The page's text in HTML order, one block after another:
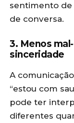
sentimento de
de conversa.
3. Menos
sinceridade
A
“estou com
pode ter
diferentes